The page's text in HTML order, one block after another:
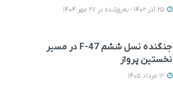
جنگنده نسل ششم F-47 در مسیر
نخستین پرواز